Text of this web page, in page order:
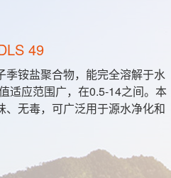
49
季铵盐聚合物，能完全溶解于水
适应范围广，在0.5-14之间。本
、无毒，可广泛用于源水净化和